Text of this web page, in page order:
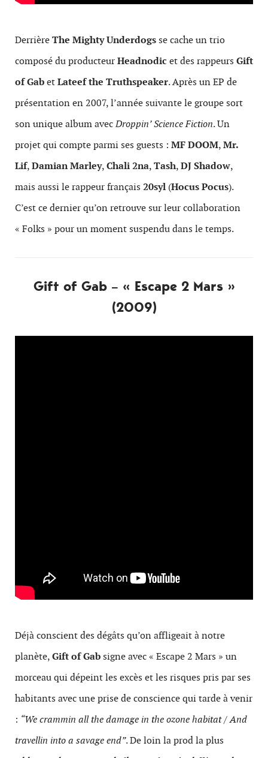
DerrièreThe Mighty Underdogs se cache un trio
composé du producteurHeadnodicet des rappeurs Gift
of GabetLateef the Truthspeaker. Après un EP de
présentation en 2007, l’année suivante le groupe sort
son unique album avecDroppin’ Science Fiction. Un
projet qui compte parmi ses guests : MF DOOM,Mr.
Lif,Damian Marley,Chali 2na,Tash,DJ Shadow,
mais aussi le rappeur français 20syl (Hocus Pocus).
C’est ce dernier qu’on retrouve sur leur collaboration
« Folks » pour un moment suspendu dans le temps.
Gift of Gab – « Escape 2 Mars »
(2009)
Déjà conscient des dégâts qu’on affligeait à notre
planète,Gift of Gab signe avec « Escape 2 Mars » un
morceau qui dépeint les excès et les risques pris par ses
habitants avec une prise de conscience qui tarde à venir
: “We crammin all the damage in the ozone habitat / And
travellin into a savage end”. De loin la prod la plus